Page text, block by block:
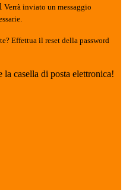
Verrà inviato un messaggio
Effettua il reset della password
casella di posta elettronica!